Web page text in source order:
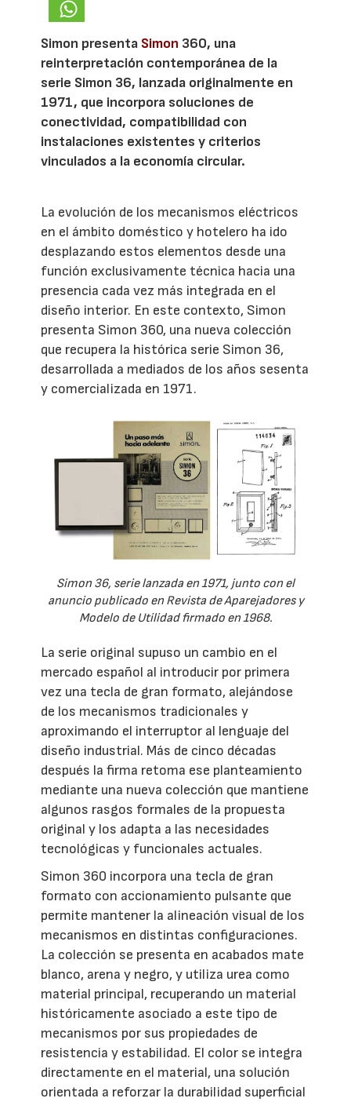
Simon presenta Simon 360, una
reinterpretación contemporánea de la
serie Simon 36, lanzada originalmente en
1971, que incorpora soluciones de
conectividad, compatibilidad con
instalaciones existentes y criterios
vinculados a la economía circular.
La evolución de los mecanismos eléctricos
en el ámbito doméstico y hotelero ha ido
desplazando estos elementos desde una
función exclusivamente técnica hacia una
presencia cada vez más integrada en el
diseño interior. En este contexto, Simon
presenta Simon 360, una nueva colección
que recupera la histórica serie Simon 36,
desarrollada a mediados de los años sesenta
y comercializada en 1971.
Simon 36, serie lanzada en 1971, junto con el
anuncio publicado en Revista de Aparejadores y
Modelo de Utilidad firmado en 1968.
La serie original supuso un cambio en el
mercado español al introducir por primera
vez una tecla de gran formato, alejándose
de los mecanismos tradicionales y
aproximando el interruptor al lenguaje del
diseño industrial. Más de cinco décadas
después la firma retoma ese planteamiento
mediante una nueva colección que mantiene
algunos rasgos formales de la propuesta
original y los adapta a las necesidades
tecnológicas y funcionales actuales.
Simon 360 incorpora una tecla de gran
formato con accionamiento pulsante que
permite mantener la alineación visual de los
mecanismos en distintas configuraciones.
La colección se presenta en acabados mate
blanco, arena y negro, y utiliza urea como
material principal, recuperando un material
históricamente asociado a este tipo de
mecanismos por sus propiedades de
resistencia y estabilidad. El color se integra
directamente en el material, una solución
orientada a reforzar la durabilidad superficial